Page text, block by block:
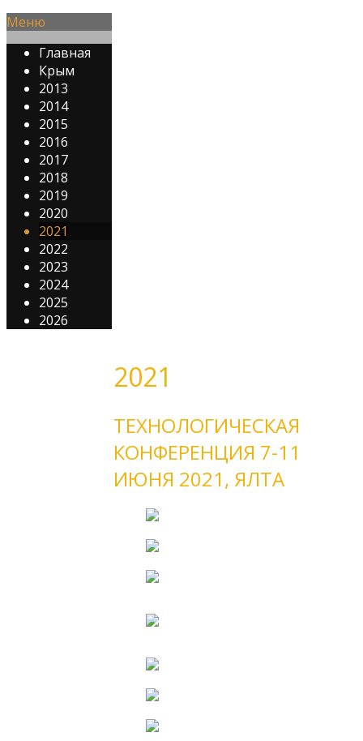
Меню
Главная
Крым
2013
2014
2015
2016
2017
2018
2019
2020
2021
2022
2023
2024
2025
2026
2021
ТЕХНОЛОГИЧЕСКАЯ
КОНФЕРЕНЦИЯ 7-11
ИЮНЯ 2021, ЯЛТА